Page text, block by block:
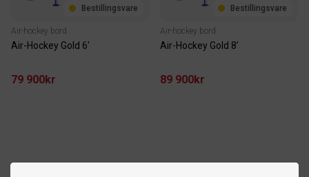
Bestillingsvare
Air-hockey bord
Air-Hockey Gold 6’
79 900kr
Bestillingsvare
Air-hockey bord
Air-Hockey Gold 8’
89 900kr